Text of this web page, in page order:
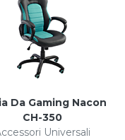
Da Gaming Nacon
CH-350
Universali